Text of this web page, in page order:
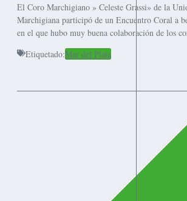
El Coro Marchigiano » Celeste Grassi» de la
Marchigiana participó de un Encuentro Coral a
en el que hubo muy buena colaboración de los
Etiquetado:Mar del Plata